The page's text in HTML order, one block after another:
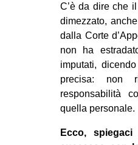
C’è da dire che
dimezzato,
dalla Corte
non ha
imputati,
precisa: non
responsabilità
quella personale.
Ecco,